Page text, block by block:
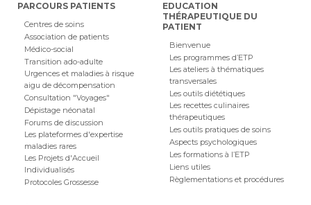
PARCOURS PATIENTS
Centres de soins
Association de patients
Médico-social
Transition ado-adulte
Urgences et maladies à risque
aigu de décompensation
Consultation "Voyages"
Dépistage néonatal
Forums de discussion
Les plateformes d'expertise
maladies rares
Les Projets d'Accueil
Individualisés
Protocoles Grossesse
EDUCATION
THÉRAPEUTIQUE DU
PATIENT
Bienvenue
Les programmes d’ETP
Les ateliers à thématiques
transversales
Les outils diététiques
Les recettes culinaires
thérapeutiques
Les outils pratiques de soins
Aspects psychologiques
Les formations à l’ETP
Liens utiles
Règlementations et procédures